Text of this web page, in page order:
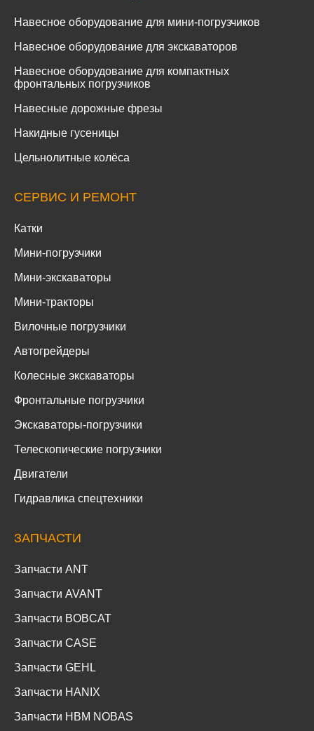
Навесное оборудование для мини-погрузчиков
Навесное оборудование для экскаваторов
Навесное оборудование для компактных
фронтальных погрузчиков
Навесные дорожные фрезы
Накидные гусеницы
Цельнолитные колёса
СЕРВИС И РЕМОНТ
Катки
Мини-погрузчики
Мини-экскаваторы
Мини-тракторы
Вилочные погрузчики
Автогрейдеры
Колесные экскаваторы
Фронтальные погрузчики
Экскаваторы-погрузчики
Телескопические погрузчики
Двигатели
Гидравлика спецтехники
ЗАПЧАСТИ
Запчасти ANT
Запчасти AVANT
Запчасти BOBCAT
Запчасти CASE
Запчасти GEHL
Запчасти HANIX
Запчасти HBM NOBAS